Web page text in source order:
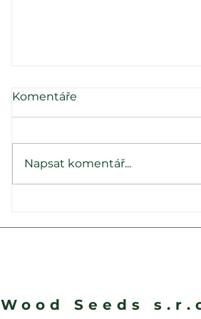
Komentáře
Napsat komentář...
Wood Seeds